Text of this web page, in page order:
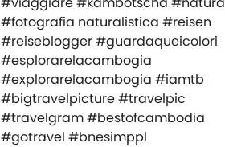
#fotografia naturalistica #reisen
#reiseblogger #guardaqueicolori
#esplorarelacambogia
#explorarelacambogia #iamtb
#bigtravelpicture #travelpic
#travelgram #bestofcambodia
#gotravel #bnesimppl